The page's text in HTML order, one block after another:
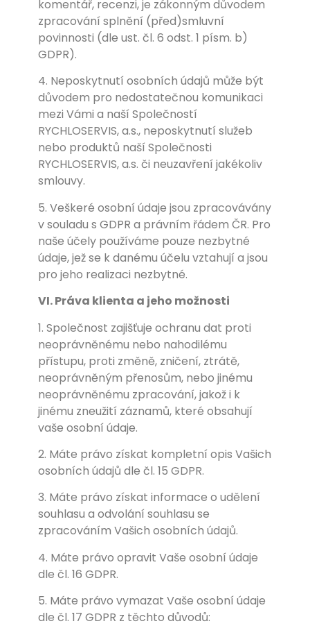
komentář, recenzi, je zákonným důvodem
zpracování splnění (před)smluvní
povinnosti (dle ust. čl. 6 odst. 1 písm. b)
GDPR).
4. Neposkytnutí osobních údajů může být
důvodem pro nedostatečnou komunikaci
mezi Vámi a naší Společností
RYCHLOSERVIS, a.s., neposkytnutí služeb
nebo produktů naší Společnosti
RYCHLOSERVIS, a.s. či neuzavření jakékoliv
smlouvy.
5. Veškeré osobní údaje jsou zpracovávány
v souladu s GDPR a právním řádem ČR. Pro
naše účely používáme pouze nezbytné
údaje, jež se k danému účelu vztahují a jsou
pro jeho realizaci nezbytné.
VI. Práva klienta a jeho možnosti
1. Společnost zajišťuje ochranu dat proti
neoprávněnému nebo nahodilému
přístupu, proti změně, zničení, ztrátě,
neoprávněným přenosům, nebo jinému
neoprávněnému zpracování, jakož i k
jinému zneužití záznamů, které obsahují
vaše osobní údaje.
2. Máte právo získat kompletní opis Vašich
osobních údajů dle čl. 15 GDPR.
3. Máte právo získat informace o udělení
souhlasu a odvolání souhlasu se
zpracováním Vašich osobních údajů.
4. Máte právo opravit Vaše osobní údaje
dle čl. 16 GDPR.
5. Máte právo vymazat Vaše osobní údaje
dle čl. 17 GDPR z těchto důvodů: